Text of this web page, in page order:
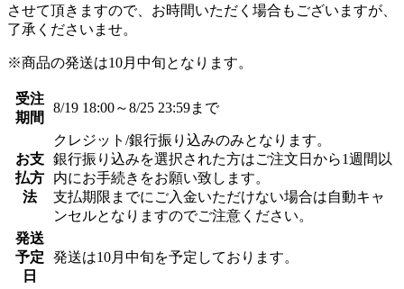
させて頂きますので、お時間いただく場合もございますが、
了承くださいませ。
※商品の発送は10月中旬となります。
受注
期間
8/19 18:00～8/25 23:59まで
お支
払方
法
クレジット/銀行振り込みのみとなります。
銀行振り込みを選択された方はご注文日から1週間以
内にお手続きをお願い致します。
支払期限までにご入金いただけない場合は自動キャ
ンセルとなりますのでご注意ください。
発送
予定
日
発送は10月中旬を予定しております。